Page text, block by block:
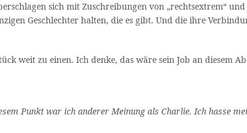
sich mit Zuschreibungen von „rechtsextrem“
Geschlechter halten, die es gibt. Und die ihre
weit zu einen. Ich denke, das wäre sein Job an diesem
Punkt war ich anderer Meinung als Charlie. Ich hasse